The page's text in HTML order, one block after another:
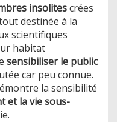
insolitescrées
destinée à la
scientifiques
habitat
sensibiliser le public
car peu connue.
la sensibilité
et la vie sous-